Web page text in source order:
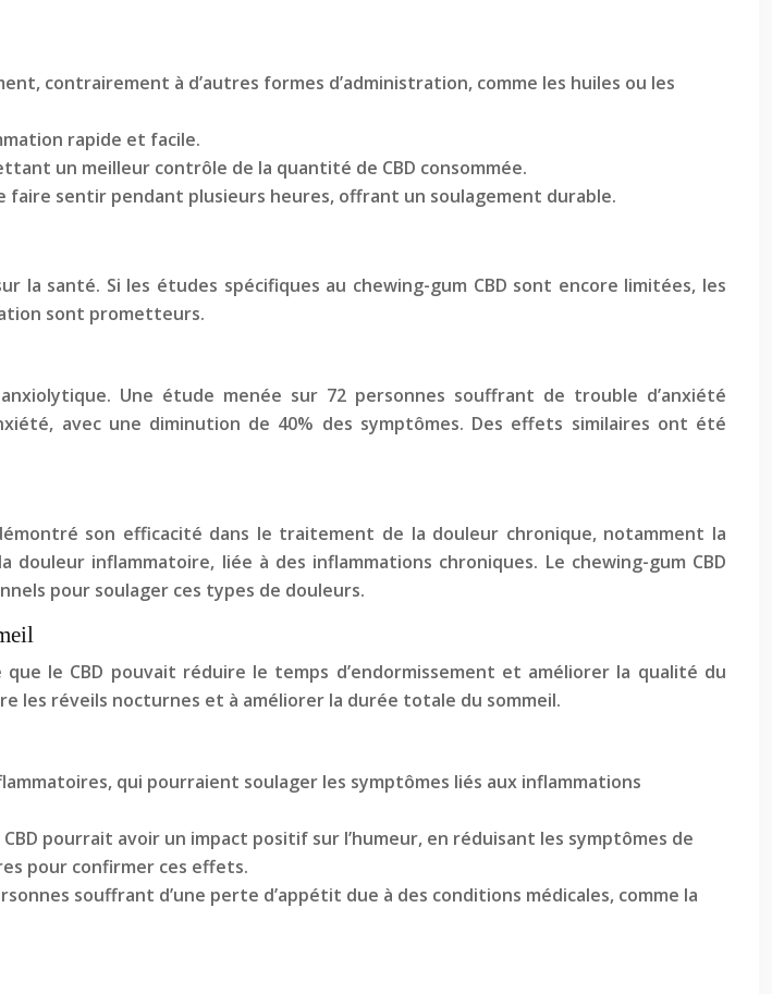
contrairement à d’autres formes d’administration, comme les huiles ou les
rapide et facile.
un meilleur contrôle de la quantité de CBD consommée.
faire sentir pendant plusieurs heures, offrant un soulagement durable.
la santé. Si les études spécifiques au chewing-gum CBD sont encore limitées, les
sont prometteurs.
Une étude menée sur 72 personnes souffrant de trouble d’anxiété
avec une diminution de 40% des symptômes. Des effets similaires ont été
son efficacité dans le traitement de la douleur chronique, notamment la
inflammatoire, liée à des inflammations chroniques. Le chewing-gum CBD
pour soulager ces types de douleurs.
le CBD pouvait réduire le temps d’endormissement et améliorer la qualité du
les réveils nocturnes et à améliorer la durée totale du sommeil.
qui pourraient soulager les symptômes liés aux inflammations
pourrait avoir un impact positif sur l’humeur, en réduisant les symptômes de
pour confirmer ces effets.
souffrant d’une perte d’appétit due à des conditions médicales, comme la